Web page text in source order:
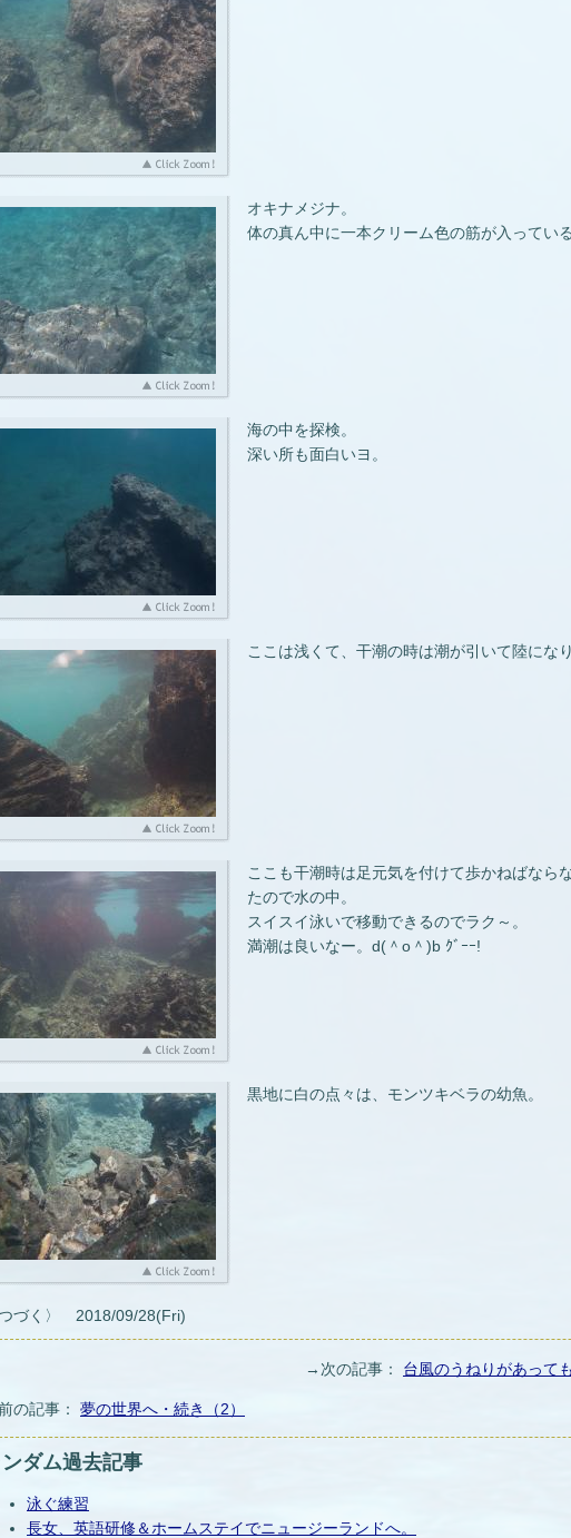
オキナメジナ。
体の真ん中に一本クリーム色の筋が入ってい
海の中を探検。
深い所も面白いヨ。
ここは浅くて、干潮の時は潮が引いて陸になり
ここも干潮時は足元気を付けて歩かねばなら
たので水の中。
スイスイ泳いで移動できるのでラク～。
満潮は良いなー。d(＾o＾)b ｸﾞｰｰ!
黒地に白の点々は、モンツキベラの幼魚。
つづく〉 2018/09/28(Fri)
→次の記事： 台風のうねりがあって
の記事： 夢の世界へ・続き（2）
ンダム過去記事
泳ぐ練習
長女、英語研修＆ホームステイでニュージーランドへ。